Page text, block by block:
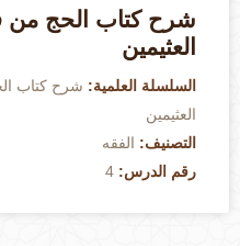
شرح كتاب الحج من
العثيمين
السلسلة العلمية:شرح كتاب الحج
العثيمين
التصنيف:الفقه
رقم الدرس:4